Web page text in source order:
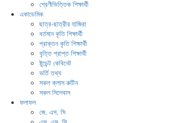
শ্রেণীভিত্তিক শিক্ষার্থী
একাডেমিক
ছাত্র-ছাত্রীর হাজিরা
বর্তমান কৃতি শিক্ষার্থী
প্রাক্তন কৃতি শিক্ষার্থী
বৃত্তি প্রাপ্ত শিক্ষার্থী
ষ্টুডেন্ট কেবিনেট
ভর্তি তথ্য
সকল ক্লাস রুটিন
সকল সিলেবাস
ফলাফল
জে. এস. সি